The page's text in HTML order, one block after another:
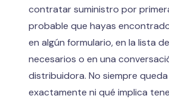
contratar suministro por
probable que hayas
en algún formulario, en la lista
necesarios o en una
distribuidora. No siempre
exactamente ni qué implica